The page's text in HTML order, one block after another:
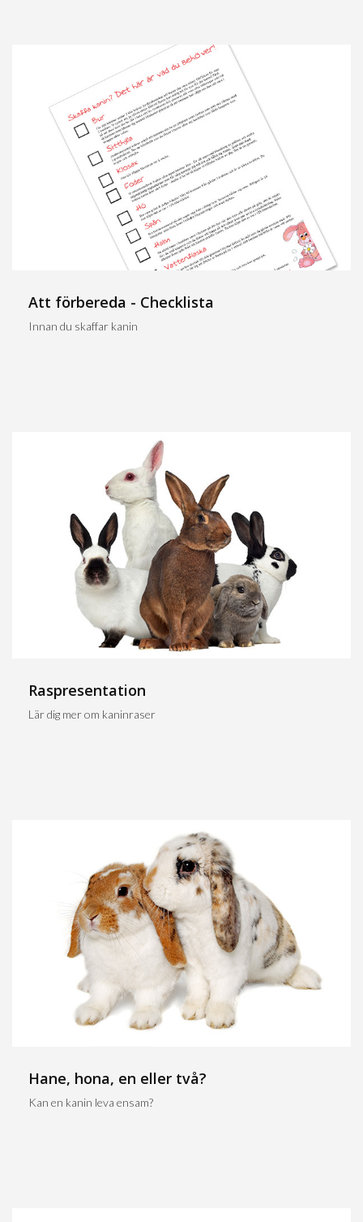
Att förbereda - Checklista
Innan du skaffar kanin
Raspresentation
Lär dig mer om kaninraser
Hane, hona, en eller två?
Kan en kanin leva ensam?